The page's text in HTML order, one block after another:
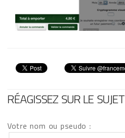
RÉAGISSEZ SUR LE SUJET
Votre nom ou pseudo :